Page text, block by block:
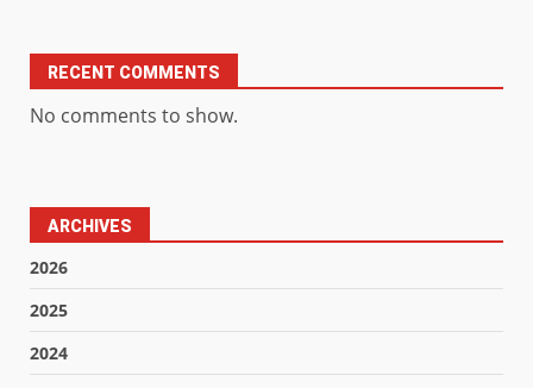
RECENT COMMENTS
No comments to show.
ARCHIVES
2026
2025
2024